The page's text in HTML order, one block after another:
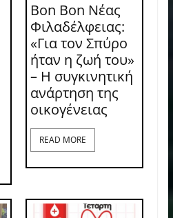
Bon Bon Νέας
Φιλαδέλφειας:
«Για τον Σπύρο
ήταν η ζωή του»
– Η συγκινητική
ανάρτηση της
οικογένειας
READ MORE